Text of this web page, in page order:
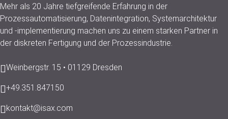
Mehr als 20 Jahre tiefgreifende Erfahrung in der
Prozessautomatisierung, Datenintegration, Systemarchitektur
und -implementierung machen uns zu einem starken Partner in
der diskreten Fertigung und der Prozessindustrie.
Weinbergstr. 15 • 01129 Dresden
+49.351.847150
kontakt@isax.com